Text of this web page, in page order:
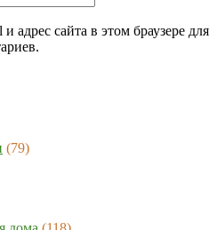
адрес сайта в этом браузере для
(79)